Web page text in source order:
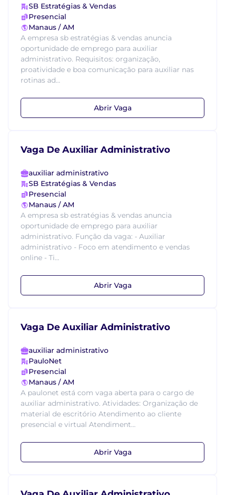
SB Estratégias & Vendas
Presencial
Manaus / AM
A empresa sb estratégias & vendas anuncia
oportunidade de emprego para auxiliar
administrativo. Requisitos: organização,
proatividade e boa comunicação para auxiliar nas
rotinas ad...
Abrir Vaga
Vaga De Auxiliar Administrativo
auxiliar administrativo
SB Estratégias & Vendas
Presencial
Manaus / AM
A empresa sb estratégias & vendas anuncia
oportunidade de emprego para auxiliar
administrativo. Função da vaga: - Auxiliar
administrativo - Foco em atendimento e vendas
online - Ti...
Abrir Vaga
Vaga De Auxiliar Administrativo
auxiliar administrativo
PauloNet
Presencial
Manaus / AM
A paulonet está com vaga aberta para o cargo de
auxiliar administrativo. Atividades: Organização de
material de escritório Atendimento ao cliente
presencial e virtual Atendiment...
Abrir Vaga